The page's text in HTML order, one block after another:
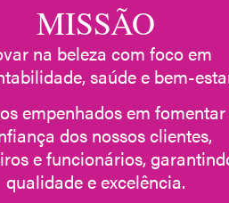
MISSÃO
na beleza com foco em
saúde e bem-
empenhados em
dos nossos clientes,
e funcionários,
qualidade e excelência.